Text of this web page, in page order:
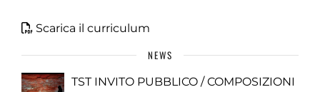
Scarica il curriculum
NEWS
TST INVITO PUBBLICO / COMPOSIZIONI